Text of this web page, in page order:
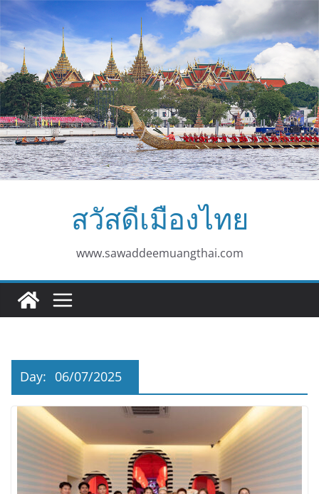
Skip
to
content
สวัสดีเมืองไทย
www.sawaddeemuangthai.com
Day: 06/07/2025